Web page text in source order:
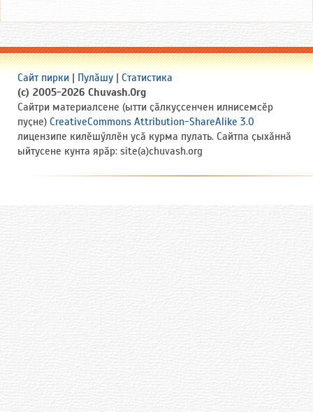
Сайт пирки | Пулӑшу | Статистика
(c) 2005-2026 Chuvash.Org
Сайтри материалсене (ытти ҫӑлкуҫсенчен илнисемсӗр
пуҫне) CreativeCommons Attribution-ShareAlike 3.0
лицензипе килӗшӳллӗн усӑ курма пулать. Сайтпа ҫыхӑннӑ
ыйтусене кунта ярӑр: site(a)chuvash.org